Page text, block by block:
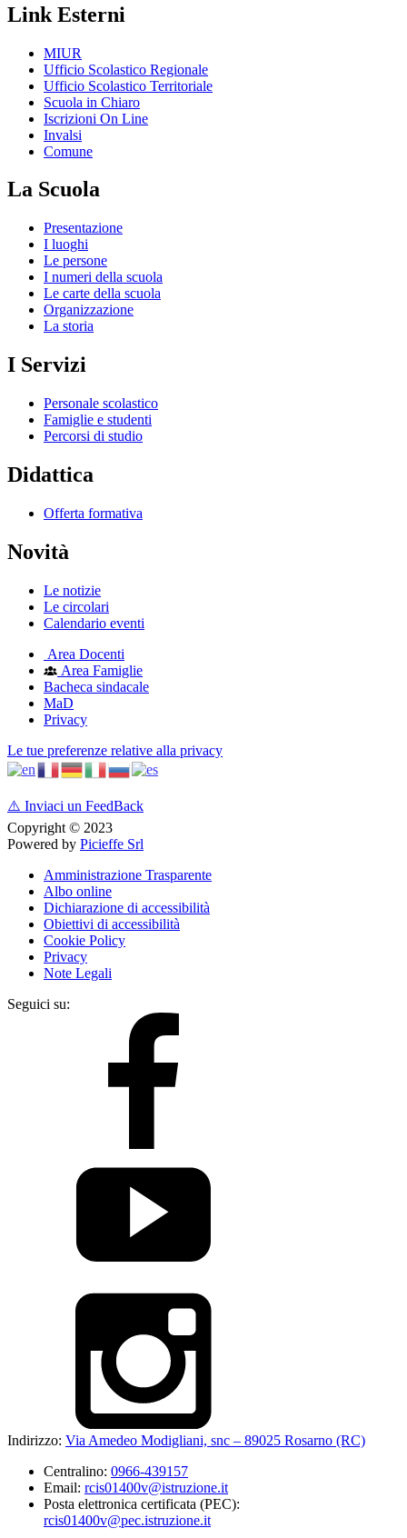
Link Esterni
MIUR
Ufficio Scolastico Regionale
Ufficio Scolastico Territoriale
Scuola in Chiaro
Iscrizioni On Line
Invalsi
Comune
La Scuola
Presentazione
I luoghi
Le persone
I numeri della scuola
Le carte della scuola
Organizzazione
La storia
I Servizi
Personale scolastico
Famiglie e studenti
Percorsi di studio
Didattica
Offerta formativa
Novità
Le notizie
Le circolari
Calendario eventi
Area Docenti
Area Famiglie
Bacheca sindacale
MaD
Privacy
Le tue preferenze relative alla privacy
⚠️ Inviaci un FeedBack
Copyright © 2023
Powered by Picieffe Srl
Amministrazione Trasparente
Albo online
Dichiarazione di accessibilità
Obiettivi di accessibilità
Cookie Policy
Privacy
Note Legali
Seguici su:
Indirizzo: Via Amedeo Modigliani, snc – 89025 Rosarno (RC)
Centralino: 0966-439157
Email: rcis01400v@istruzione.it
Posta elettronica certificata (PEC):
rcis01400v@pec.istruzione.it